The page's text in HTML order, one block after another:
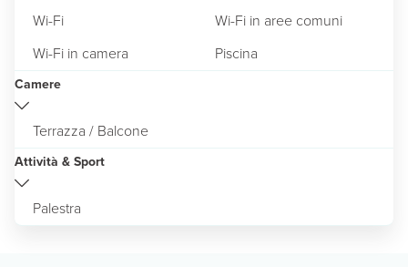
Wi-Fi
Wi-Fi in aree comuni
Wi-Fi in camera
Piscina
Camere
Terrazza / Balcone
Attività & Sport
Palestra